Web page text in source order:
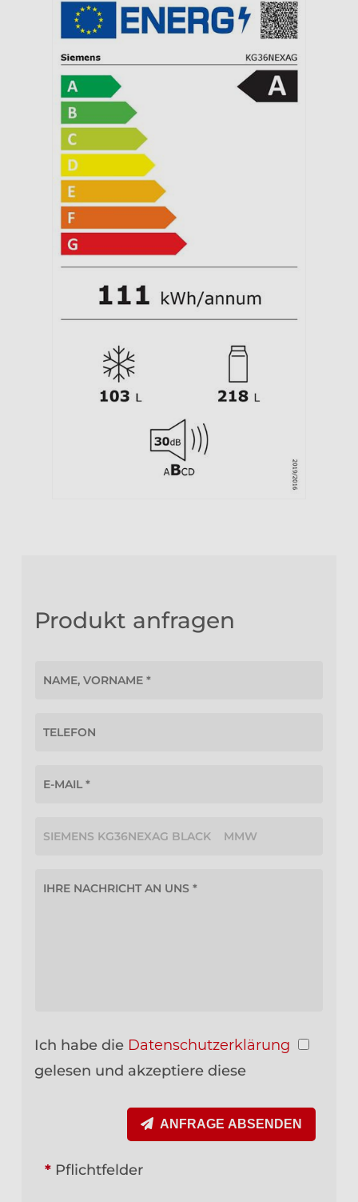
Produkt anfragen
Ich habe die Datenschutzerklärung
gelesen und akzeptiere diese
ANFRAGE ABSENDEN
*Pflichtfelder